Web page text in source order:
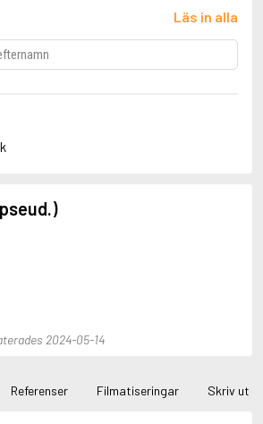
Läs in alla
2024-05-14
Referenser Filmatiseringar Skriv ut